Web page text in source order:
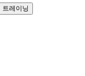
트레이닝